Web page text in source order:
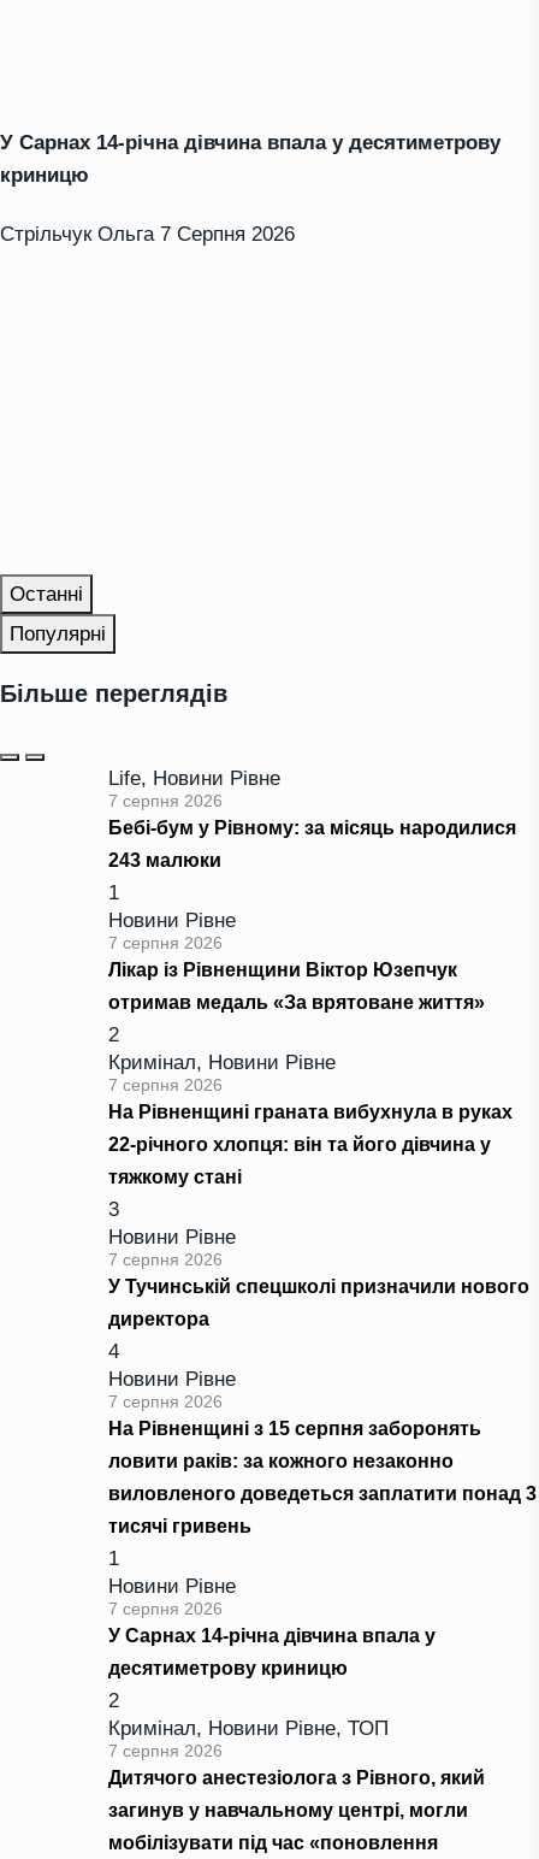
У Сарнах 14-річна дівчина впала у десятиметрову
криницю
Стрільчук Ольга 7 Серпня 2026
Останні
Популярні
Більше переглядів
Life, Новини Рівне
7 серпня 2026
Бебі-бум у Рівному: за місяць народилися
243 малюки
1
Новини Рівне
7 серпня 2026
Лікар із Рівненщини Віктор Юзепчук
отримав медаль «За врятоване життя»
2
Кримінал, Новини Рівне
7 серпня 2026
На Рівненщині граната вибухнула в руках
22-річного хлопця: він та його дівчина у
тяжкому стані
3
Новини Рівне
7 серпня 2026
У Тучинській спецшколі призначили нового
директора
4
Новини Рівне
7 серпня 2026
На Рівненщині з 15 серпня заборонять
ловити раків: за кожного незаконно
виловленого доведеться заплатити понад 3
тисячі гривень
1
Новини Рівне
7 серпня 2026
У Сарнах 14-річна дівчина впала у
десятиметрову криницю
2
Кримінал, Новини Рівне, ТОП
7 серпня 2026
Дитячого анестезіолога з Рівного, який
загинув у навчальному центрі, могли
мобілізувати під час «поновлення